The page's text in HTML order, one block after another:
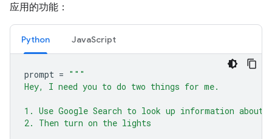
应用的功能：
Python JavaScript
prompt = """
Hey, I need you to do two things for me.
1. Use Google Search to look up information
2. Then turn on the lights